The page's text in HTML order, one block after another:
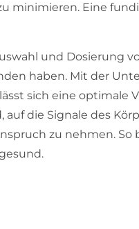
minimieren. Eine
und Dosierung
haben. Mit der
sich eine optimale
auf die Signale des
zu nehmen.